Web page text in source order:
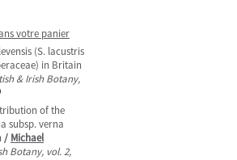
votre panier
(S. lacustris
in Britain
& Irish Botany,
of the
subsp. verna
/ Michael
Botany, vol. 2,